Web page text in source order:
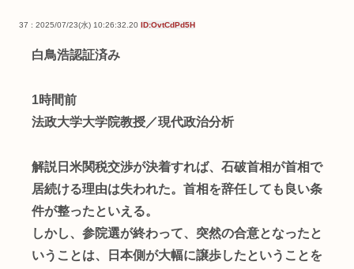
37 : 2025/07/23(水) 10:26:32.20 ID:OvtCdPd5H
白鳥浩認証済み
1時間前
法政大学大学院教授／現代政治分析
解説日米関税交渉が決着すれば、石破首相が首相で
居続ける理由は失われた。首相を辞任しても良い条
件が整ったといえる。
しかし、参院選が終わって、突然の合意となったと
いうことは、日本側が大幅に譲歩したということを